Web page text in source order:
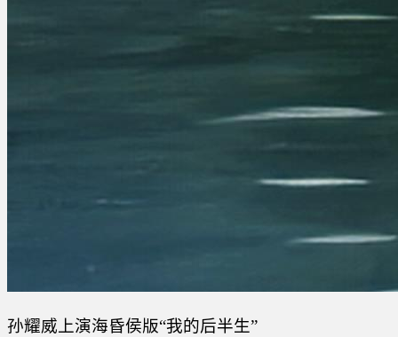
孙耀威上演海昏侯版“我的后半生”